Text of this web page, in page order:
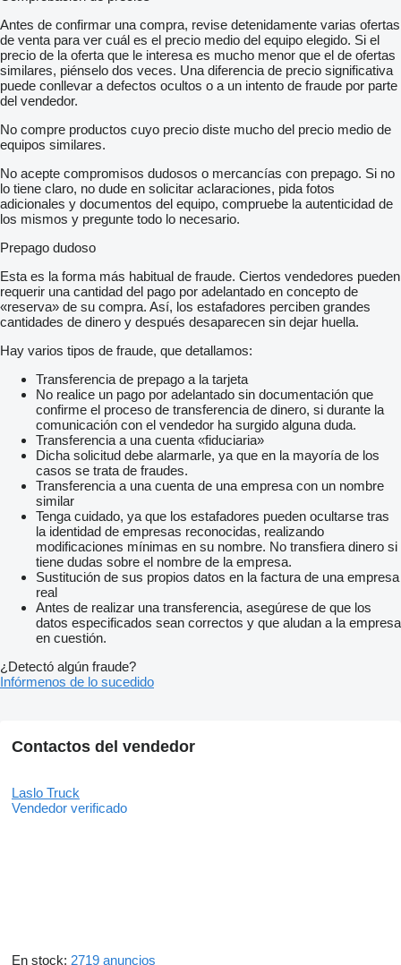
Antes de confirmar una compra, revise detenidamente varias ofertas
de venta para ver cuál es el precio medio del equipo elegido. Si el
precio de la oferta que le interesa es mucho menor que el de ofertas
similares, piénselo dos veces. Una diferencia de precio significativa
puede conllevar a defectos ocultos o a un intento de fraude por parte
del vendedor.
No compre productos cuyo precio diste mucho del precio medio de
equipos similares.
No acepte compromisos dudosos o mercancías con prepago. Si no
lo tiene claro, no dude en solicitar aclaraciones, pida fotos
adicionales y documentos del equipo, compruebe la autenticidad de
los mismos y pregunte todo lo necesario.
Prepago dudoso
Esta es la forma más habitual de fraude. Ciertos vendedores pueden
requerir una cantidad del pago por adelantado en concepto de
«reserva» de su compra. Así, los estafadores perciben grandes
cantidades de dinero y después desaparecen sin dejar huella.
Hay varios tipos de fraude, que detallamos:
Transferencia de prepago a la tarjeta
No realice un pago por adelantado sin documentación que
confirme el proceso de transferencia de dinero, si durante la
comunicación con el vendedor ha surgido alguna duda.
Transferencia a una cuenta «fiduciaria»
Dicha solicitud debe alarmarle, ya que en la mayoría de los
casos se trata de fraudes.
Transferencia a una cuenta de una empresa con un nombre
similar
Tenga cuidado, ya que los estafadores pueden ocultarse tras
la identidad de empresas reconocidas, realizando
modificaciones mínimas en su nombre. No transfiera dinero si
tiene dudas sobre el nombre de la empresa.
Sustitución de sus propios datos en la factura de una empresa
real
Antes de realizar una transferencia, asegúrese de que los
datos especificados sean correctos y que aludan a la empresa
en cuestión.
¿Detectó algún fraude?
Infórmenos de lo sucedido
Contactos del vendedor
Laslo Truck
Vendedor verificado
En stock: 2719 anuncios